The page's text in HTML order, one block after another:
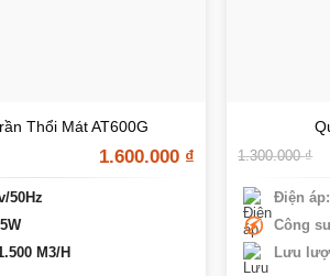
Thổi Mát AT600G
1.600.000 ₫
50Hz
M3/H
1.300.000₫
Điện áp:
Công
Lưu